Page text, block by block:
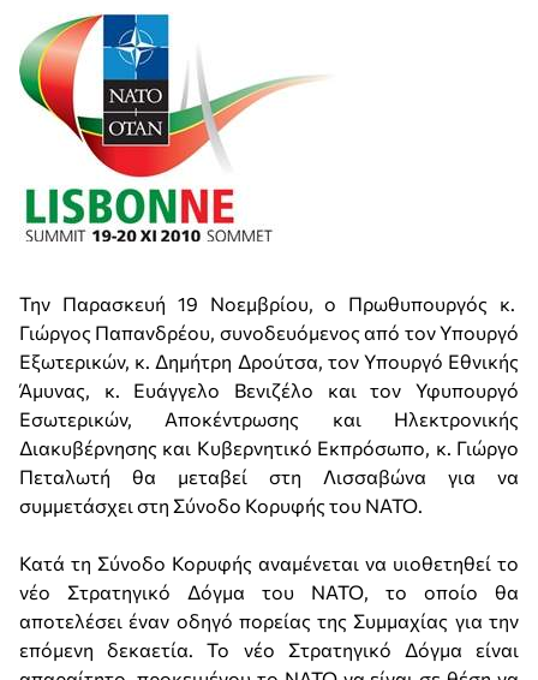
Την Παρασκευή 19 Νοεμβρίου, ο Πρωθυπουργός κ.
Γιώργος Παπανδρέου, συνοδευόμενος από τον Υπουργό
Εξωτερικών, κ. Δημήτρη Δρούτσα, τον Υπουργό Εθνικής
Άμυνας, κ. Ευάγγελο Βενιζέλο και τον Υφυπουργό
Εσωτερικών, Αποκέντρωσης και Ηλεκτρονικής
Διακυβέρνησης και Κυβερνητικό Εκπρόσωπο, κ. Γιώργο
Πεταλωτή θα μεταβεί στη Λισσαβώνα για να
συμμετάσχει στη Σύνοδο Κορυφής του ΝΑΤΟ.
Κατά τη Σύνοδο Κορυφής αναμένεται να υιοθετηθεί το
νέο Στρατηγικό Δόγμα του ΝΑΤΟ, το οποίο θα
αποτελέσει έναν οδηγό πορείας της Συμμαχίας για την
επόμενη δεκαετία. Το νέο Στρατηγικό Δόγμα είναι